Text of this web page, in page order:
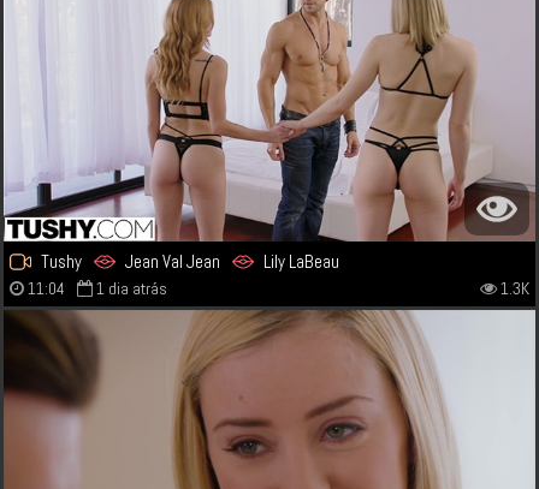
Tushy Jean Val Jean Lily LaBeau
11:04 1 dia atrás 1.3K